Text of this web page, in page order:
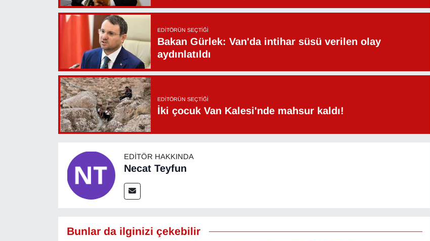
EDITÖRÜN SEÇTIĞI
Bakan Gürlek: Van'da intihar süsü verilen olay
aydınlatıldı
EDITÖRÜN SEÇTIĞI
İki çocuk Van Kalesi'nde mahsur kaldı!
EDITÖR HAKKINDA
Necat Teyfun
Bunlar da ilginizi çekebilir
Seri İlan
TEBRİK
VAN'DA SPOR